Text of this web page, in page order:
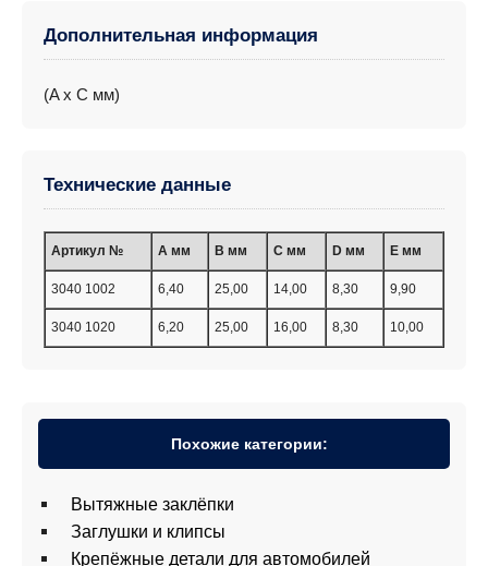
Дополнительная информация
(A x C мм)
Технические данные
Артикул № A мм B мм C мм D мм E мм
3040 1002 6,40 25,00 14,00 8,30 9,90
3040 1020 6,20 25,00 16,00 8,30 10,00
Похожие категории:
Вытяжные заклёпки
Заглушки и клипсы
Крепёжные детали для автомобилей